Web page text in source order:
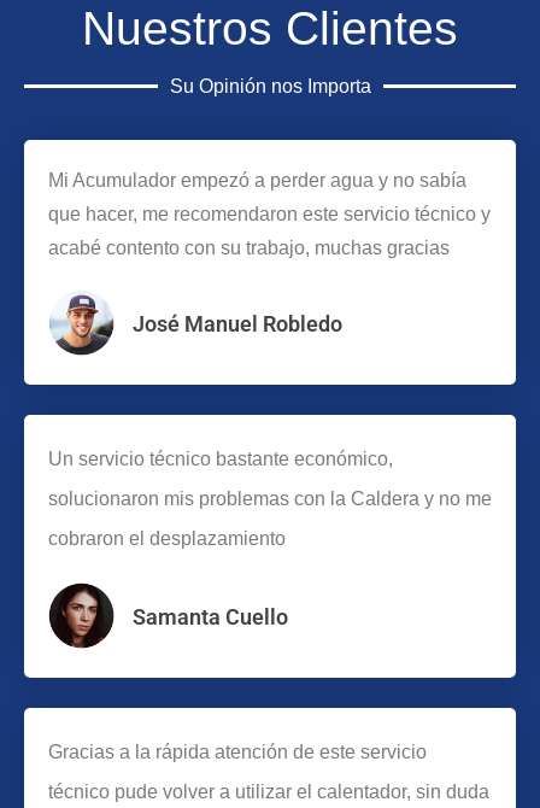
Nuestros Clientes
Su Opinión nos Importa
Mi Acumulador empezó a perder agua y no sabía
que hacer, me recomendaron este servicio técnico y
acabé contento con su trabajo, muchas gracias
José Manuel Robledo
Un servicio técnico bastante económico,
solucionaron mis problemas con la Caldera y no me
cobraron el desplazamiento
Samanta Cuello
Gracias a la rápida atención de este servicio
técnico pude volver a utilizar el calentador, sin duda